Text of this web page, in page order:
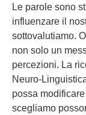
Le parole sono
influenzare il
sottovalutiamo.
non solo un
percezioni. La
Neuro-
possa
scegliamo